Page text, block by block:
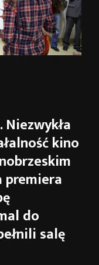
kino
premiera
do
salę